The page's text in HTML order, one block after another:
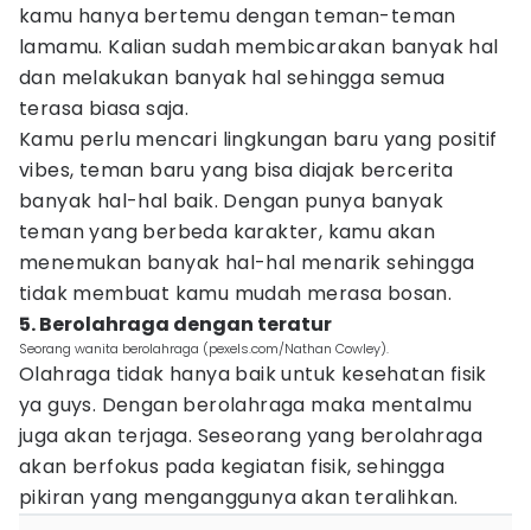
kamu hanya bertemu dengan teman-teman
lamamu. Kalian sudah membicarakan banyak hal
dan melakukan banyak hal sehingga semua
terasa biasa saja.
Kamu perlu mencari lingkungan baru yang positif
vibes, teman baru yang bisa diajak bercerita
banyak hal-hal baik. Dengan punya banyak
teman yang berbeda karakter, kamu akan
menemukan banyak hal-hal menarik sehingga
tidak membuat kamu mudah merasa bosan.
5. Berolahraga dengan teratur
Seorang wanita berolahraga (pexels.com/Nathan Cowley).
Olahraga tidak hanya baik untuk kesehatan fisik
ya guys. Dengan berolahraga maka mentalmu
juga akan terjaga. Seseorang yang berolahraga
akan berfokus pada kegiatan fisik, sehingga
pikiran yang menganggunya akan teralihkan.